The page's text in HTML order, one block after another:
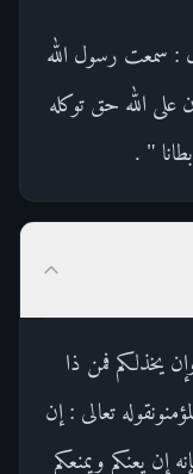
: سمعت رسول الله
على الله حق توكله
" .
يخذلكم فمن ذا
تعالى : إن
إن يعنكم ويمنعكم